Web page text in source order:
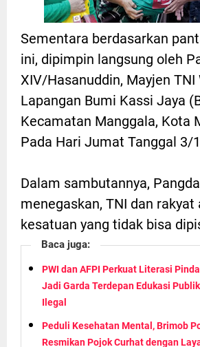
Sementara berdasarkan
ini, dipimpin langsung oleh
XIV/Hasanuddin, Mayjen TNI
Lapangan Bumi Kassi Jaya
Kecamatan Manggala, Kota
Pada Hari Jumat Tanggal 3/
Dalam sambutannya,
menegaskan, TNI dan rakyat
kesatuan yang tidak bisa
Baca juga:
PWI dan AFPI Perkuat Literasi
Jadi Garda Terdepan Edukasi
Ilegal
Peduli Kesehatan Mental, Brimob
Resmikan Pojok Curhat dengan